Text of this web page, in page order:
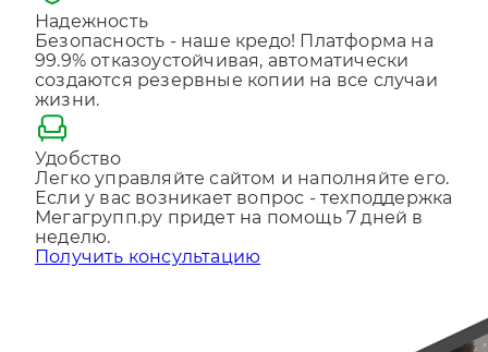
Надежность
Безопасность - наше кредо! Платформа на
99.9% отказоустойчивая, автоматически
создаются резервные копии на все случаи
жизни.
Удобство
Легко управляйте сайтом и наполняйте его.
Если у вас возникает вопрос - техподдержка
Мегагрупп.ру придет на помощь 7 дней в
неделю.
Отправляя форму, Вы принимаете
конфиденциальности